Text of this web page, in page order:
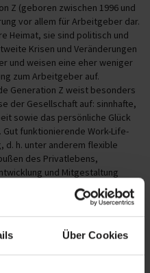
Über Cookies
Z (geboren zwischen 1996 und
vor allem für Arbeitgeber dar.
Heimat, sie sind politisch und
Krisen und Veränderungen
und weisen eine eher weniger
zum Arbeitgeber auf.
Generation Z weist besonders
der Gesellschaft auf: sinnhafte,
sowie das persönliche Glück
funktionierende Work-Life-
d. h. unter anderem flexible
des Privatlebens,
und Mitgestaltung
sind die Punkte, die dieser
sie bei ihrem Arbeitgeber
flexible Einsetzbarkeit,
lernen, sie sind immer auf dem
Leistungsfähigkeit.